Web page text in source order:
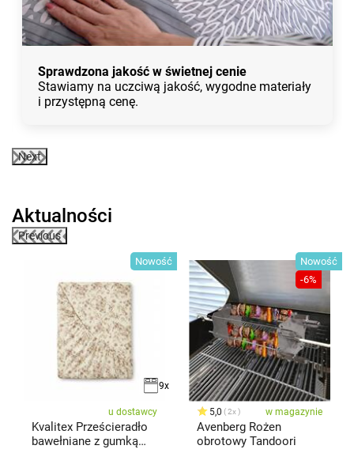
Sprawdzona jakość w świetnej cenie
Stawiamy na uczciwą jakość, wygodne materiały
i przystępną cenę.
Next
Aktualności
Previous
Nowość
9x
u dostawcy
Kvalitex Prześcieradło
bawełniane z gumką
Nowość
-6%
5,0 2x w magazynie
Avenberg Rożen
obrotowy Tandoori